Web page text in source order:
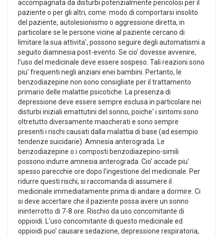
accompagnata da disturbi potenzialmente pericolosi per il
paziente o per gli altri, come: modo di comportarsi insolito
del paziente, autolesionismo o aggressione diretta, in
particolare se le persone vicine al paziente cercano di
limitare la sua attivita', possono seguire degli automatismi a
seguito diamnesia post-evento. Se cio' dovesse avvenire,
l'uso del medicinale deve essere sospeso. Tali reazioni sono
piu' frequenti negli anziani enei bambini. Pertanto, le
benzodiazepine non sono consigliate per il trattamento
primario delle malattie psicotiche. La presenza di
depressione deve essere sempre esclusa in particolare nei
disturbi iniziali emattutini del sonno, poiche' i sintomi sono
oltretutto diversamente mascherati e sono sempre
presenti i rischi causati dalla malattia di base (ad esempio
tendenze suicidarie). Amnesia anterograda. Le
benzodiazepine o i composti benzodiazepino-simili
possono indurre amnesia anterograda. Cio' accade piu'
spesso parecchie ore dopo l'ingestione del medicinale. Per
ridurre questi rischi, si raccomanda di assumere il
medicinale immediatamente prima di andare a dormire. Ci
si deve accertare che il paziente possa avere un sonno
ininterrotto di 7-8 ore. Rischio da uso concomitante di
oppioidi. L'uso concomitante di questo medicinale ed
oppioidi puo' causare sedazione, depressione respiratoria,